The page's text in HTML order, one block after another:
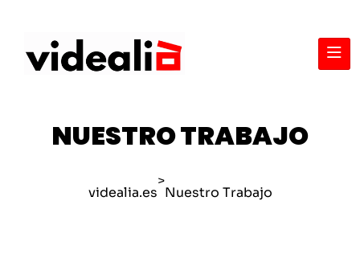
NUESTROTRABAJO
videalia.es
>
Nuestro Trabajo